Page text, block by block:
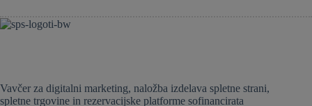
Vavčer za digitalni marketing, naložba izdelava spletne strani,
spletne trgovine in rezervacijske platforme sofinancirata